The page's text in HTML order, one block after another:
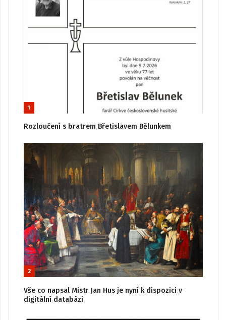
1
Rozloučení s bratrem Břetislavem Bělunkem
2
Vše co napsal Mistr Jan Hus je nyní k dispozici v
digitální databázi